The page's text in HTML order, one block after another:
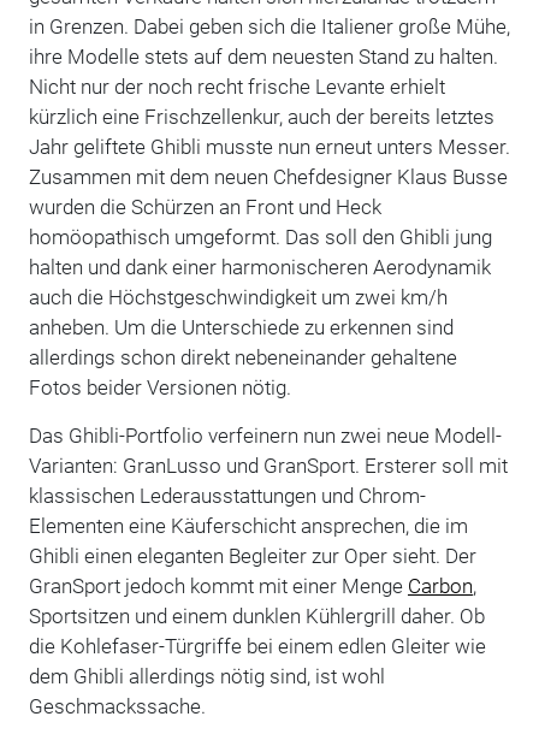
in Grenzen. Dabei geben sich die Italiener große Mühe,
ihre Modelle stets auf dem neuesten Stand zu halten.
Nicht nur der noch recht frische Levante erhielt
kürzlich eine Frischzellenkur, auch der bereits letztes
Jahr geliftete Ghibli musste nun erneut unters Messer.
Zusammen mit dem neuen Chefdesigner Klaus Busse
wurden die Schürzen an Front und Heck
homöopathisch umgeformt. Das soll den Ghibli jung
halten und dank einer harmonischeren Aerodynamik
auch die Höchstgeschwindigkeit um zwei km/h
anheben. Um die Unterschiede zu erkennen sind
allerdings schon direkt nebeneinander gehaltene
Fotos beider Versionen nötig.
Das Ghibli-Portfolio verfeinern nun zwei neue Modell-
Varianten: GranLusso und GranSport. Ersterer soll mit
klassischen Lederausstattungen und Chrom-
Elementen eine Käuferschicht ansprechen, die im
Ghibli einen eleganten Begleiter zur Oper sieht. Der
GranSport jedoch kommt mit einer Menge Carbon,
Sportsitzen und einem dunklen Kühlergrill daher. Ob
die Kohlefaser-Türgriffe bei einem edlen Gleiter wie
dem Ghibli allerdings nötig sind, ist wohl
Geschmackssache.